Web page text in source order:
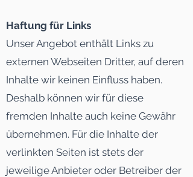
Haftung für Links
Unser Angebot enthält Links zu
externen Webseiten Dritter, auf deren
Inhalte wir keinen Einfluss haben.
Deshalb können wir für diese
fremden Inhalte auch keine Gewähr
übernehmen. Für die Inhalte der
verlinkten Seiten ist stets der
jeweilige Anbieter oder Betreiber der